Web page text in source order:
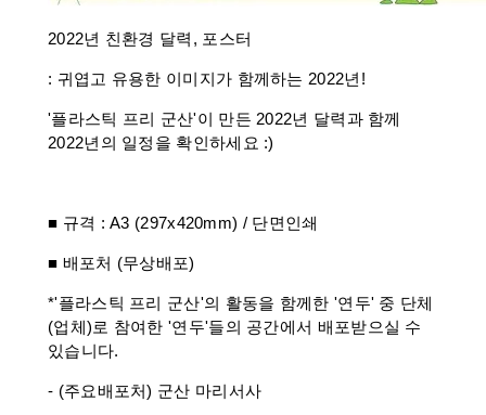
2022년 친환경 달력, 포스터
: 귀엽고 유용한 이미지가 함께하는 2022년!
'플라스틱 프리 군산'이 만든 2022년 달력과 함께
2022년의 일정을 확인하세요 :)
■ 규격 : A3 (297x420mm) / 단면인쇄
■ 배포처 (무상배포)
*'플라스틱 프리 군산'의 활동을 함께한 '연두' 중 단체
(업체)로 참여한 '연두'들의 공간에서 배포받으실 수
있습니다.
- (주요배포처) 군산 마리서사